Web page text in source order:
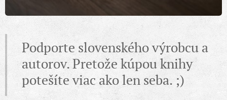
Podporte slovenského výrobcu a
autorov. Pretože kúpou knihy
potešíte viac ako len seba. ;)